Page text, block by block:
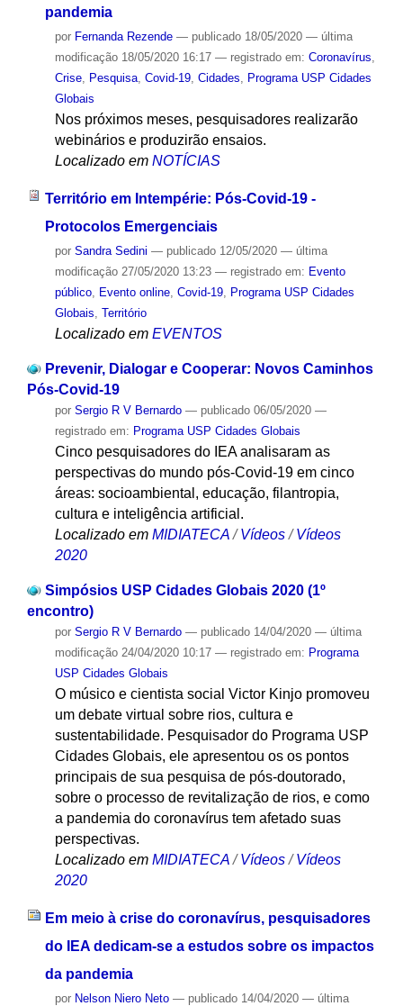
pandemia
por Fernanda Rezende — publicado18/05/2020 — última
modificação18/05/2020 16:17 — registrado em: Coronavírus
Crise, Pesquisa, Covid-19, Cidades
Programa USP Cidades
Globais
Nos próximos meses, pesquisadores realizarão
webinários e produzirão ensaios.
Localizado em NOTÍCIAS
Território em Intempérie: Pós-Covid-19 -
Protocolos Emergenciais
por Sandra Sedini — publicado12/05/2020 — última
modificação27/05/2020 13:23 — registrado em: Evento
público, Evento online, Covid-19, Programa USP Cidades
Globais, Território
Localizado em EVENTOS
Prevenir, Dialogar e Cooperar: Novos Caminhos
Pós-Covid-19
por Sergio R V Bernardo — publicado06/05/2020 —
registrado em: Programa USP Cidades Globais
Cinco pesquisadores do IEA analisaram as
perspectivas do mundo pós-Covid-19 em cinco
áreas: socioambiental, educação, filantropia,
cultura e inteligência artificial.
Localizado em MIDIATECA /Vídeos /Vídeos
2020
Simpósios USP Cidades Globais 2020 (1º
encontro)
por Sergio R V Bernardo — publicado14/04/2020 — última
modificação24/04/2020 10:17 — registrado em: Programa
USP Cidades Globais
O músico e cientista social Victor Kinjo promoveu
um debate virtual sobre rios, cultura e
sustentabilidade. Pesquisador do Programa USP
Cidades Globais, ele apresentou os os pontos
principais de sua pesquisa de pós-doutorado,
sobre o processo de revitalização de rios, e como
a pandemia do coronavírus tem afetado suas
perspectivas.
Localizado em MIDIATECA /Vídeos /Vídeos
2020
Em meio à crise do coronavírus, pesquisadores
do IEA dedicam-se a estudos sobre os impactos
da pandemia
por Nelson Niero Neto — publicado14/04/2020 — última